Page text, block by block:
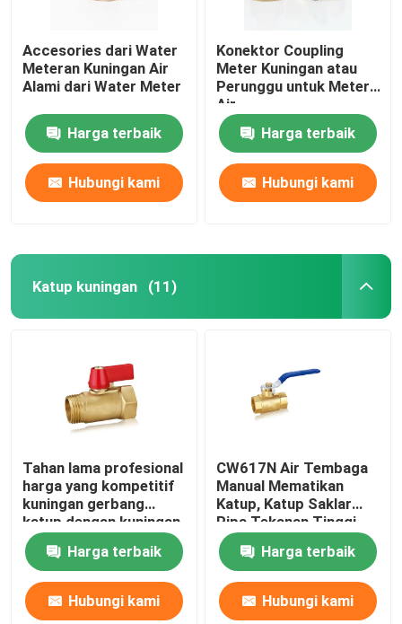
Accesories dari Water
Meteran Kuningan Air
Alami dari Water Meter
Harga terbaik
Hubungi kami
Konektor Coupling
Meter Kuningan atau
Perunggu untuk Meter
Air
Harga terbaik
Hubungi kami
Katup kuningan (11)
Tahan lama profesional
harga yang kompetitif
kuningan gerbang
katup dengan kuningan
1/2 inch bola katup
drainerHarga terbaik
Hubungi kami
CW617N Air Tembaga
Manual Mematikan
Katup, Katup Saklar
Pipa Tekanan Tinggi
Harga terbaik
Hubungi kami